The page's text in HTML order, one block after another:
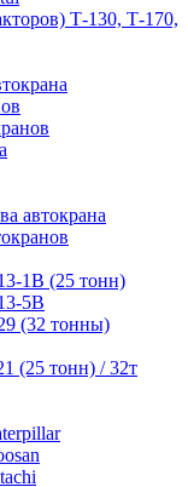
Т-130, Т-170,
автокрана
1В (25 тонн)
5В
(32 тонны)
(25 тонн) / 32т